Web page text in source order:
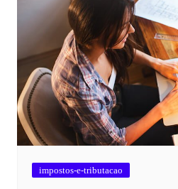
impostos-e-tributacao